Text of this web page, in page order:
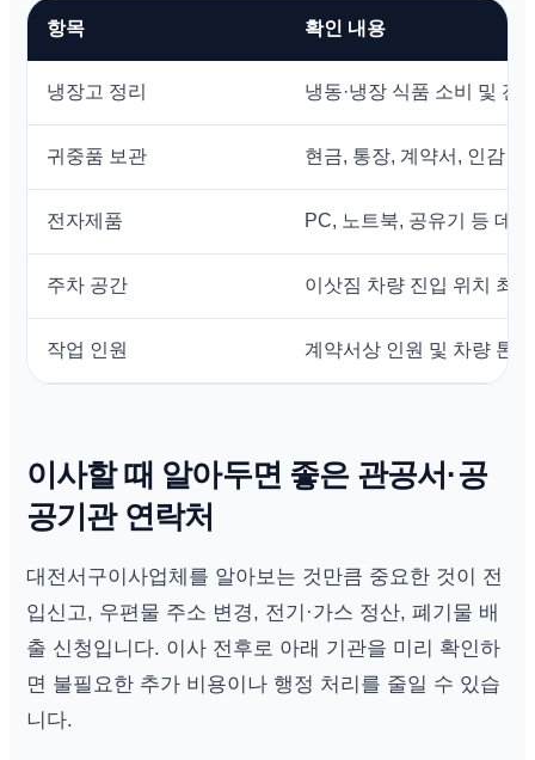
항목 확인 내용
냉장고 정리 냉동·냉장 식품 소비 및 전
귀중품 보관 현금, 통장, 계약서, 인감 등
전자제품 PC, 노트북, 공유기 등 데
주차 공간 이삿짐 차량 진입 위치 최
작업 인원 계약서상 인원 및 차량 톤
이사할 때 알아두면 좋은 관공서·공
공기관 연락처
대전서구이사업체를 알아보는 것만큼 중요한 것이 전
입신고, 우편물 주소 변경, 전기·가스 정산, 폐기물 배
출 신청입니다. 이사 전후로 아래 기관을 미리 확인하
면 불필요한 추가 비용이나 행정 처리를 줄일 수 있습
니다.